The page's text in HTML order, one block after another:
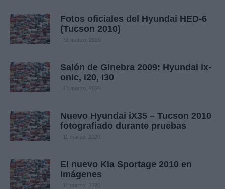
Crónica
Economía
Internacional
Viajes
Fotos oficiales del Hyundai HED-6
(Tucson 2010)
31 marzo, 2020
Salón de Ginebra 2009: Hyundai ix-
onic, i20, i30
13 marzo, 2020
Nuevo Hyundai iX35 – Tucson 2010
fotografiado durante pruebas
11 marzo, 2020
El nuevo Kia Sportage 2010 en
imágenes
11 marzo, 2020